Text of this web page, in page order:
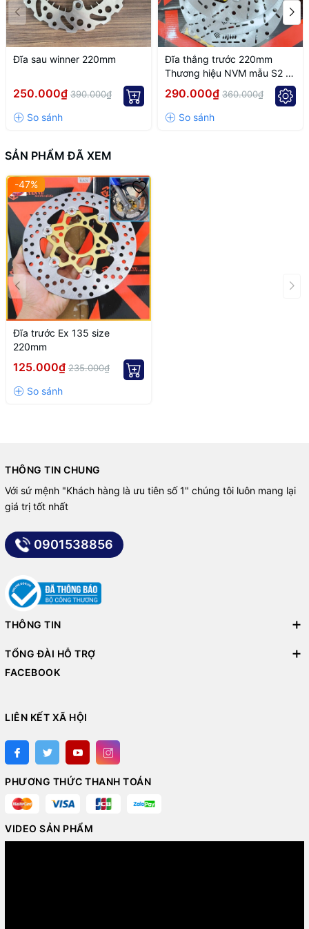
Type: Front brake disc
Application: Brake upgrade / replacement
📞 Suitable for custom setups and performance brake upgrades.
Đĩa sau winner 220mm
250.000₫ 390.000₫
Đĩa thắng trước 220mm
Thương hiệu NVM mẫu S2 4
lỗ thông dụng
290.000₫ 360.000₫
SẢN PHẨM ĐÃ XEM
-47%
Đĩa trước Ex 135 size
220mm
125.000₫ 235.000₫
THÔNG TIN CHUNG
Với sứ mệnh "Khách hàng là ưu tiên số 1" chúng tôi luôn mang lại
giá trị tốt nhất
0901538856
THÔNG TIN
TỔNG ĐÀI HỖ TRỢ
FACEBOOK
LIÊN KẾT XÃ HỘI
PHƯƠNG THỨC THANH TOÁN
VIDEO SẢN PHẨM